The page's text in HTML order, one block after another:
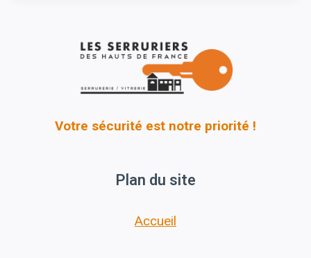
Votre sécurité est notre priorité !
Plan du site
Accueil